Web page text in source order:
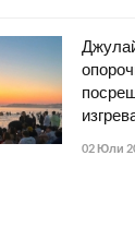
02 Юли